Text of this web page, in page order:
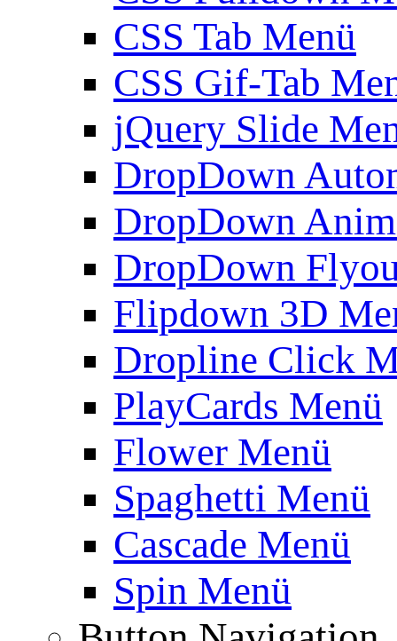
CSS Tab Menü
CSS Gif-Tab
jQuery Slide
DropDown
DropDown
DropDown
Flipdown 3D
Dropline Click
PlayCards Menü
Flower Menü
Spaghetti Menü
Cascade Menü
Spin Menü